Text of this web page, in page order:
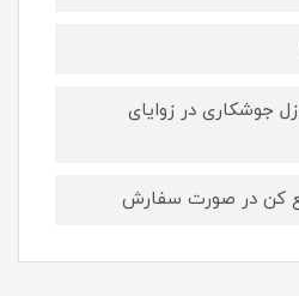
جوشکاری در زوایای
کن در صورت سفارش